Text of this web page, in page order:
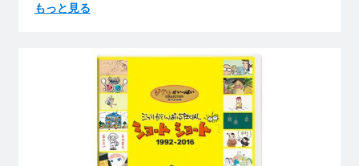
もっと見る